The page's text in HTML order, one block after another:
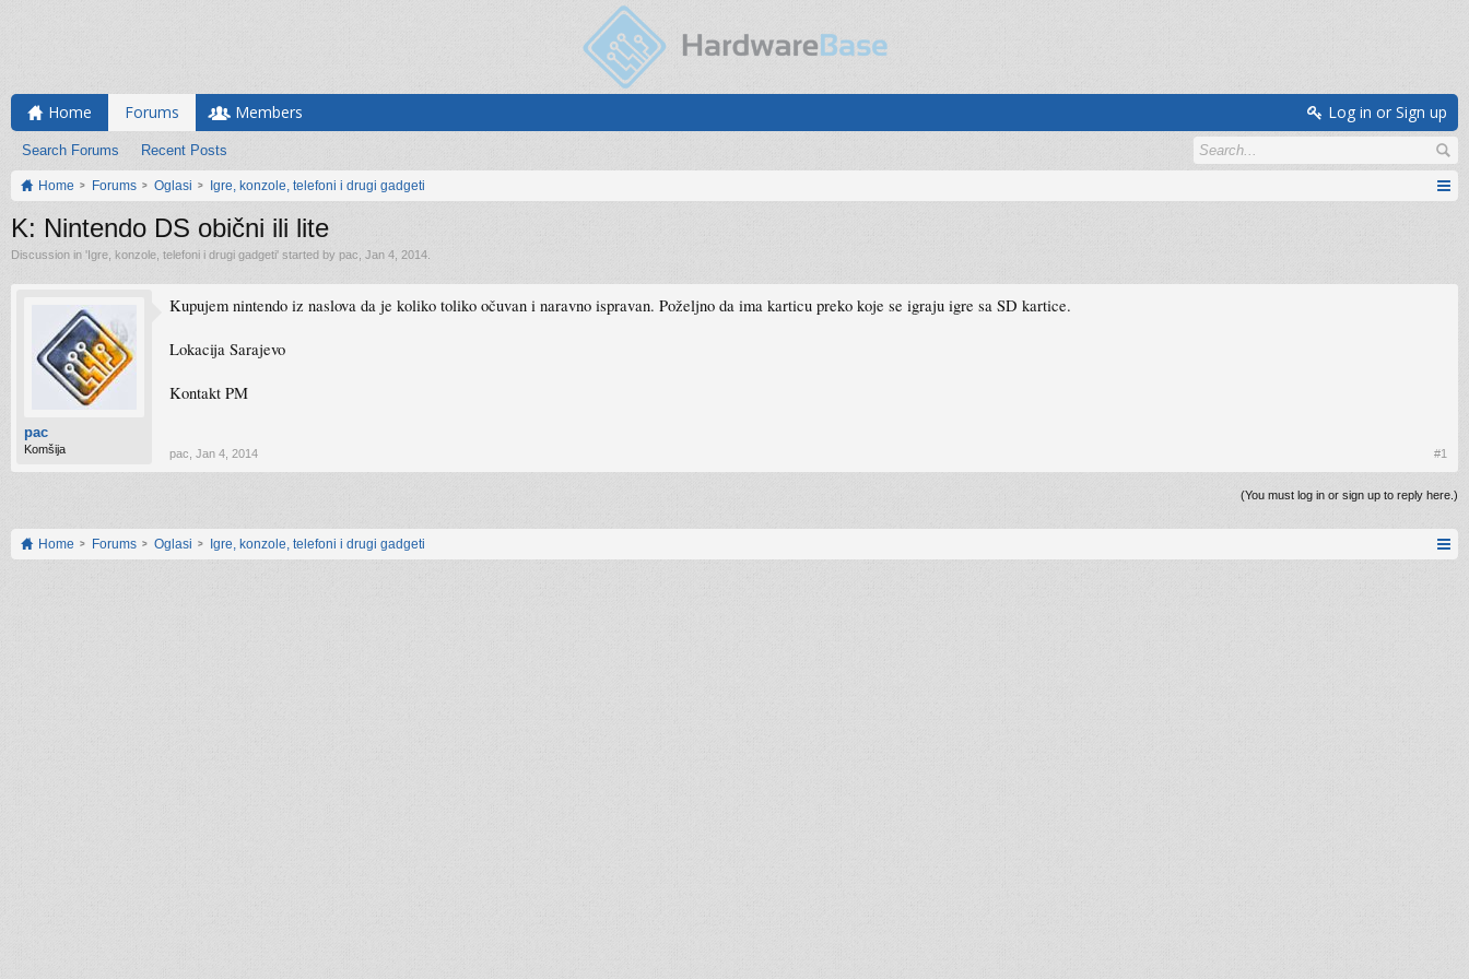
Home Forums
Search Forums Recent Posts
Members Log in or Sign up
Home Forums Oglasi Igre, konzole, telefoni i drugi gadgeti
K: Nintendo DS obični ili lite
Discussion in 'Igre, konzole, telefoni i drugi gadgeti' started by pac Jan 4, 2014
pac
Komšija
Kupujem nintendo iz naslova da je koliko toliko očuvan i naravno ispravan. Poželjno da ima karticu preko koje se igraju igre sa SD kartice.
Lokacija Sarajevo
Kontakt PM
pac Jan 4, 2014 #1
(You must log in or sign up to reply here.)
Home Forums Oglasi Igre, konzole, telefoni i drugi gadgeti